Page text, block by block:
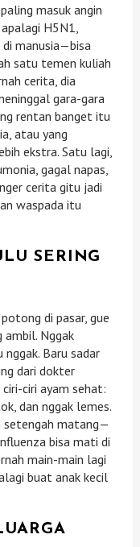
masuk angin
H5N1,
manusia—bisa
satu temen kuliah
cerita, dia
gara-gara
rentan banget itu
atau yang
ekstra. Satu lagi,
gagal napas,
cerita gitu jadi
waspada itu
SERING
di pasar, gue
ambil. Nggak
Baru sadar
dari dokter
ciri ayam sehat:
dan nggak lemes.
setengah matang—
bisa mati di
main-main lagi
buat anak kecil